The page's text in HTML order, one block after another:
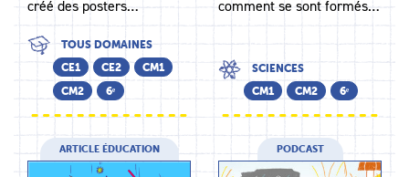
créé des posters…
TOUS DOMAINES
CE1
CE2
CM1
CM2
6ᵉ
comment se sont formés…
SCIENCES
CM1
CM2 6ᵉ
ARTICLE ÉDUCATION PODCAST